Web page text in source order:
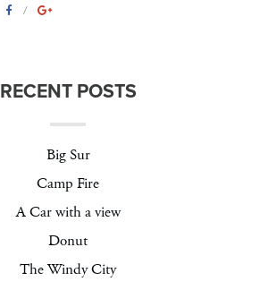
RECENT POSTS
Big Sur
Camp Fire
A Car with a view
Donut
The Windy City